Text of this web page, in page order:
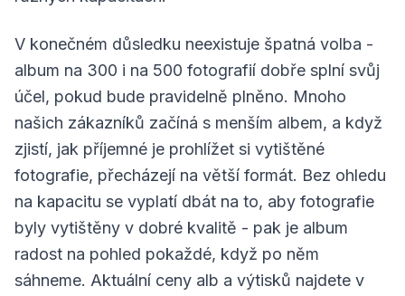
V konečném důsledku neexistuje špatná volba -
album na 300 i na 500 fotografií dobře splní svůj
účel, pokud bude pravidelně plněno. Mnoho
našich zákazníků začíná s menším albem, a když
zjistí, jak příjemné je prohlížet si vytištěné
fotografie, přecházejí na větší formát. Bez ohledu
na kapacitu se vyplatí dbát na to, aby fotografie
byly vytištěny v dobré kvalitě - pak je album
radost na pohled pokaždé, když po něm
sáhneme. Aktuální ceny alb a výtisků najdete v